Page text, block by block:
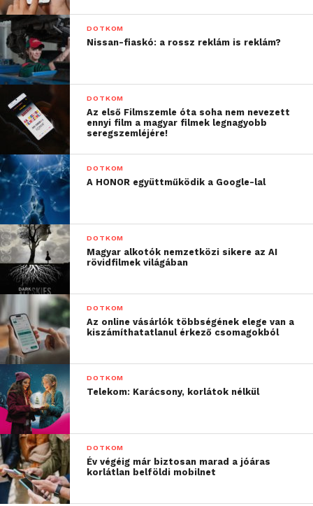
DOTKOM
Nissan-fiaskó: a rossz reklám is reklám?
DOTKOM
Az első Filmszemle óta soha nem nevezett
ennyi film a magyar filmek legnagyobb
seregszemléjére!
DOTKOM
A HONOR együttműködik a Google-lal
DOTKOM
Magyar alkotók nemzetközi sikere az AI
rövidfilmek világában
DOTKOM
Az online vásárlók többségének elege van a
kiszámíthatatlanul érkező csomagokból
DOTKOM
Telekom: Karácsony, korlátok nélkül
DOTKOM
Év végéig már biztosan marad a jóáras
korlátlan belföldi mobilnet